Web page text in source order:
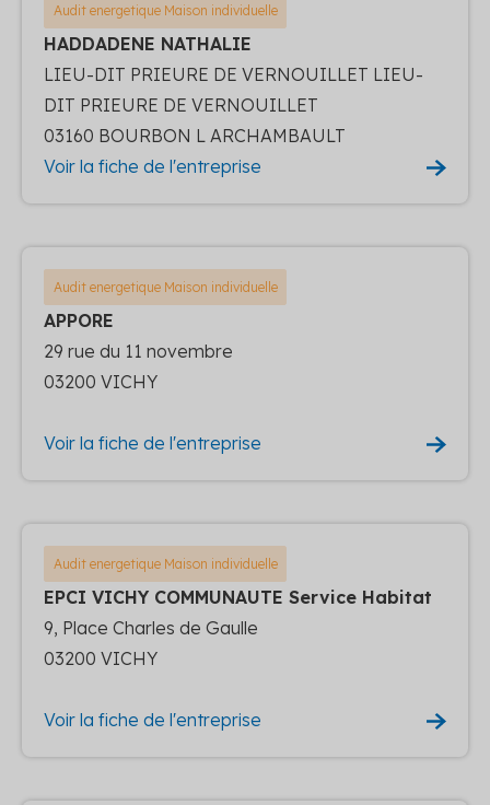
Audit energetique Maison individuelle
HADDADENE NATHALIE
LIEU-DIT PRIEURE DE VERNOUILLET LIEU-
DIT PRIEURE DE VERNOUILLET
03160 BOURBON L ARCHAMBAULT
Voir la fiche de l'entreprise
Audit energetique Maison individuelle
APPORE
29 rue du 11 novembre
03200 VICHY
Voir la fiche de l'entreprise
Audit energetique Maison individuelle
EPCI VICHY COMMUNAUTE Service Habitat
9, Place Charles de Gaulle
03200 VICHY
Voir la fiche de l'entreprise